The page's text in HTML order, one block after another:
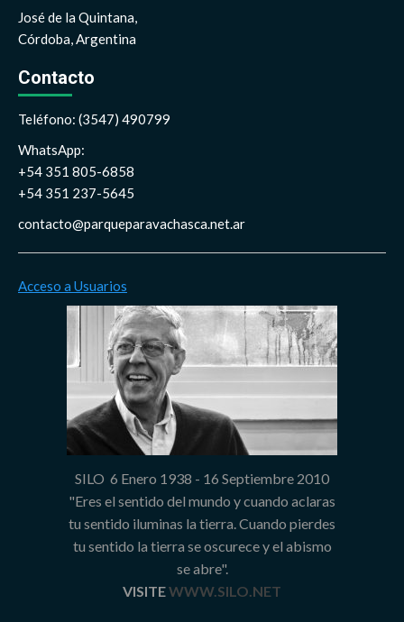
José de la Quintana,
Córdoba, Argentina
Contacto
Teléfono: (3547) 490799
WhatsApp:
+54 351 805-6858
+54 351 237-5645
contacto@parqueparavachasca.net.ar
Acceso a Usuarios
SILO 6 Enero 1938 - 16 Septiembre 2010
"Eres el sentido del mundo y cuando aclaras
tu sentido iluminas la tierra. Cuando pierdes
tu sentido la tierra se oscurece y el abismo
se abre".
VISITEWWW.SILO.NET